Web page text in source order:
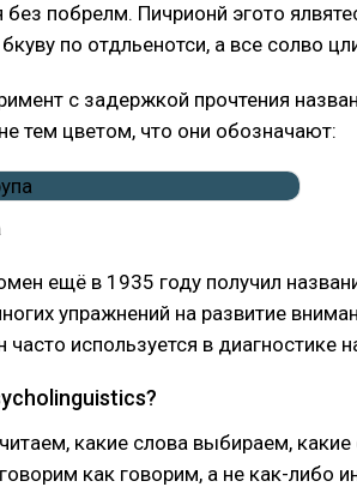
без побрелм. Пичрионй эгото
по отдльенотси, а все солво
с задержкой прочтения
тем цветом, что они обозначают:
ещё в 1935 году получил
упражнений на развитие
часто используется в диагностике
какие слова выбираем,
как говорим, а не как-либо